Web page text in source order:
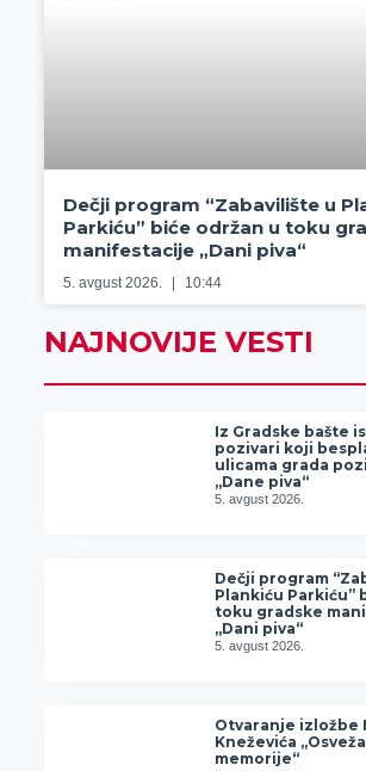
Dečji program “Zabavilište u
Parkiću” biće održan u toku
manifestacije „Dani piva“
5. avgust 2026. 10:44
NAJNOVIJE VESTI
Iz Gradske bašte
pozivari koji
ulicama grada
„Dane piva“
5. avgust 2026.
Dečji program
Plankiću Parkiću”
toku gradske
„Dani piva“
5. avgust 2026.
Otvaranje izložbe
Kneževića
memorije“